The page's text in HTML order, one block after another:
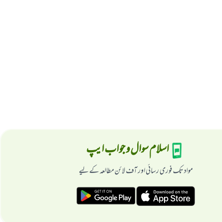
اسلام سوال و جواب ایپ
مواد تک فوری رسائی اور آف لائن مطالعہ کے لیے